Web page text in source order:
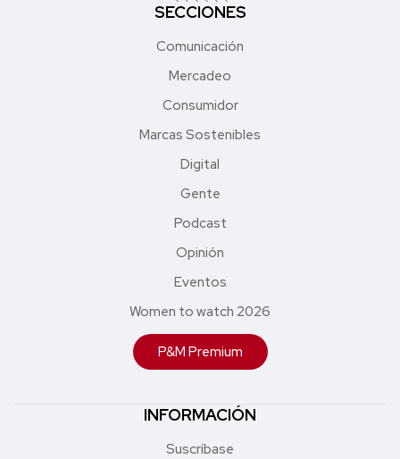
SECCIONES
Comunicación
Mercadeo
Consumidor
Marcas Sostenibles
Digital
Gente
Podcast
Opinión
Eventos
Women to watch 2026
P&M Premium
INFORMACIÓN
Suscríbase